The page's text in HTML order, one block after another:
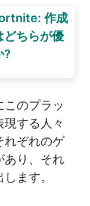
作成
どちらが優
?
このプラッ
現する人々
れぞれのゲ
あり、それ
ます。